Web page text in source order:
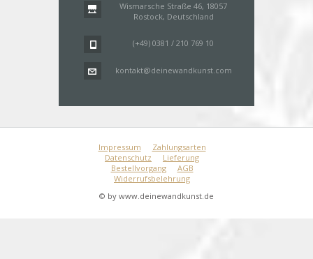
Wismarsche Straße 46, 18057
Rostock, Deutschland
(+49) 0381 / 210 769 10
kontakt@deinewandkunst.com
Impressum
Zahlungsarten
Datenschutz
Lieferung
Bestellvorgang
AGB
Widerrufsbelehrung
© by www.deinewandkunst.de